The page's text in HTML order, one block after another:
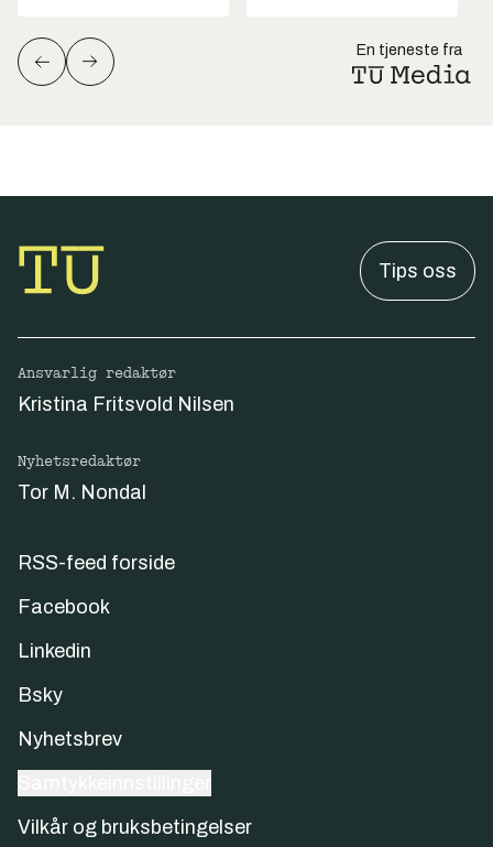
En tjeneste fra
Tips oss
Ansvarlig redaktør
Kristina Fritsvold Nilsen
Nyhetsredaktør
Tor M. Nondal
RSS-feed forside
Facebook
Linkedin
Bsky
Nyhetsbrev
Vilkår og bruksbetingelser